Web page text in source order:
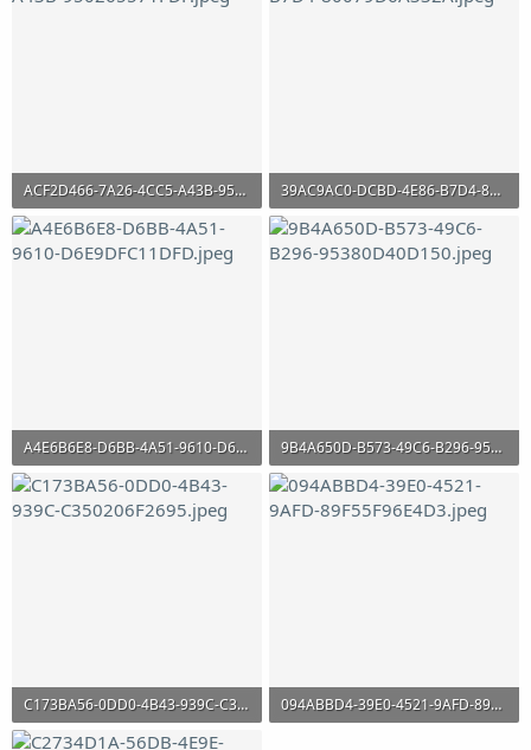
ACF2D466-7A26-4CC5-A43B-950265571FDF.jpeg
295.6 KB · Просмотры: 356
39AC9AC0-DCBD-4E86-B7D4-80079D6A332A.jpeg
324.1 KB · Просмотры: 378
A4E6B6E8-D6BB-4A51-9610-D6E9DFC11DFD.jpeg
275.4 KB · Просмотры: 377
9B4A650D-B573-49C6-B296-95380D40D150.jpeg
400.2 KB · Просмотры: 374
C173BA56-0DD0-4B43-939C-C350206F2695.jpeg
250.4 KB · Просмотры: 351
094ABBD4-39E0-4521-9AFD-89F55F96E4D3.jpeg